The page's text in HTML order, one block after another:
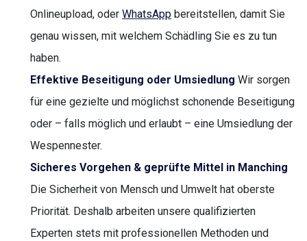
Onlineupload, oder WhatsApp bereitstellen, damit Sie
genau wissen, mit welchem Schädling Sie es zu tun
haben.
Effektive Beseitigung oder Umsiedlung Wir sorgen
für eine gezielte und möglichst schonende Beseitigung
oder – falls möglich und erlaubt – eine Umsiedlung der
Wespennester.
Sicheres Vorgehen & geprüfte Mittel in Manching
Die Sicherheit von Mensch und Umwelt hat oberste
Priorität. Deshalb arbeiten unsere qualifizierten
Experten stets mit professionellen Methoden und